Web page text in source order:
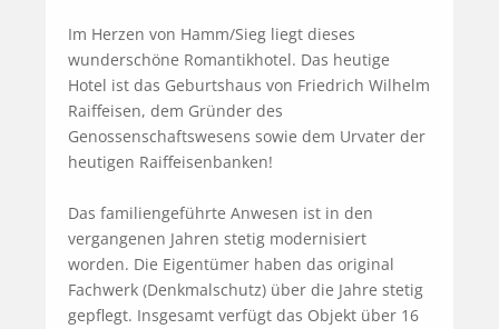
Im Herzen von Hamm/Sieg liegt dieses
wunderschöne Romantikhotel. Das heutige
Hotel ist das Geburtshaus von Friedrich Wilhelm
Raiffeisen, dem Gründer des
Genossenschaftswesens sowie dem Urvater der
heutigen Raiffeisenbanken!
Das familiengeführte Anwesen ist in den
vergangenen Jahren stetig modernisiert
worden. Die Eigentümer haben das original
Fachwerk (Denkmalschutz) über die Jahre stetig
gepflegt. Insgesamt verfügt das Objekt über 16